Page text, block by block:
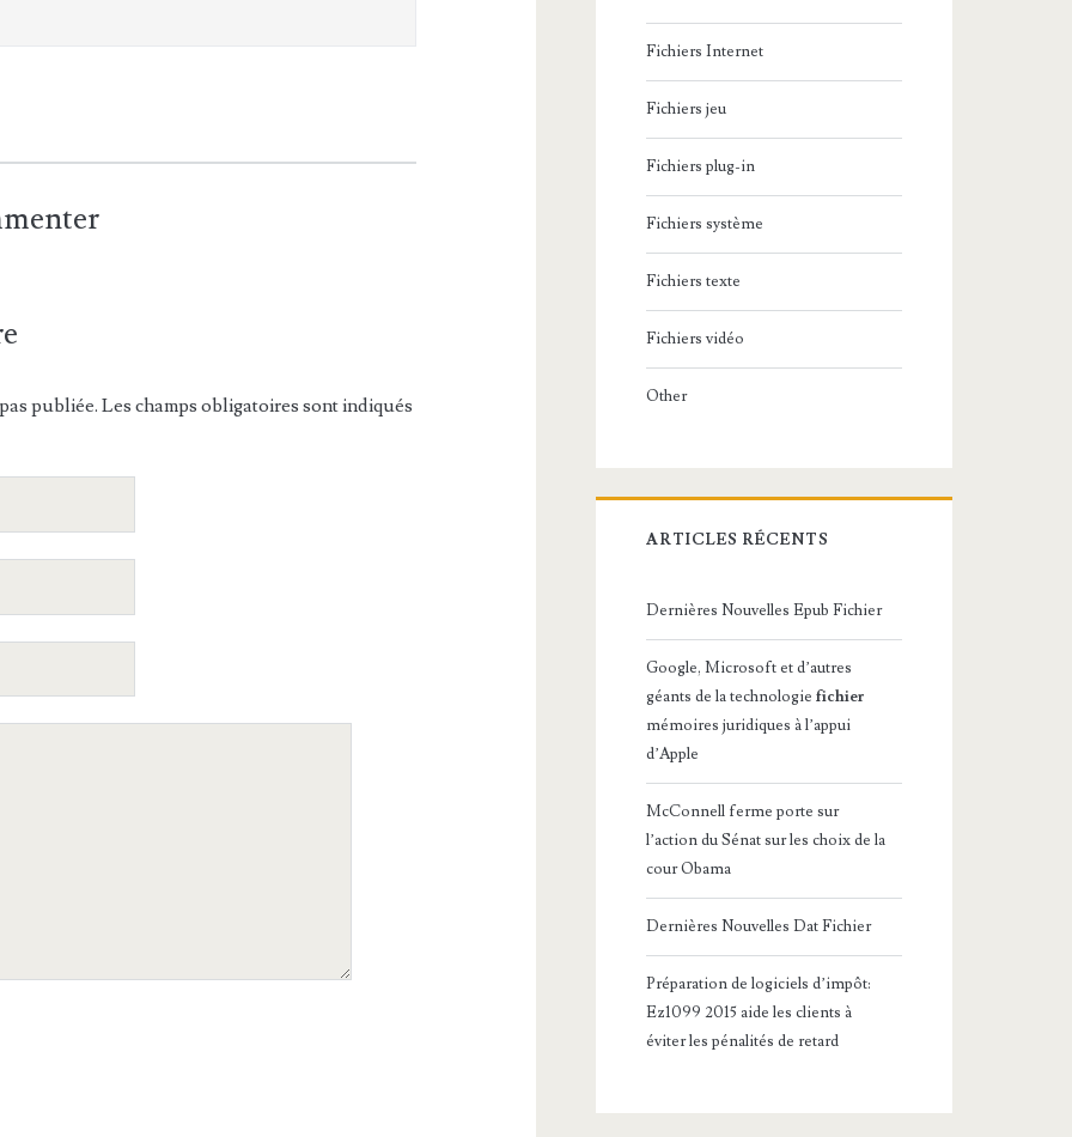
publiée. Les champs obligatoires sont indiqués
Fichiers Internet
Fichiers jeu
Fichiers plug-in
Fichiers système
Fichiers texte
Fichiers vidéo
Other
ARTICLES RÉCENTS
Dernières Nouvelles Epub Fichier
Google, Microsoft et d’autres
géants de la technologiefichier
mémoires juridiques à l’appui
d’Apple
McConnell ferme porte sur
l’action du Sénat sur les choix de la
cour Obama
Dernières Nouvelles Dat Fichier
Préparation de logiciels d’impôt:
Ez1099 2015 aide les clients à
éviter les pénalités de retard